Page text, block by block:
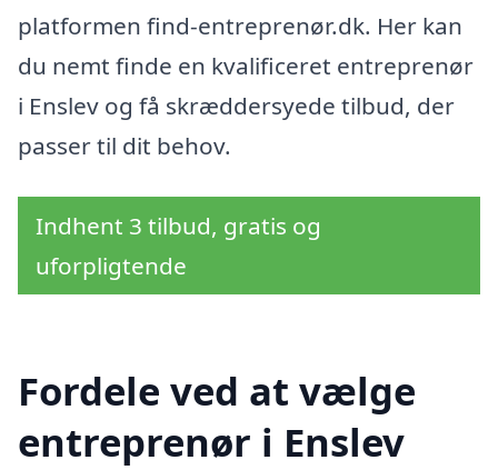
platformen find-entreprenør.dk. Her kan
du nemt finde en kvalificeret entreprenør
i Enslev og få skræddersyede tilbud, der
passer til dit behov.
Indhent 3 tilbud, gratis og
uforpligtende
Fordele ved at vælge
entreprenør i Enslev